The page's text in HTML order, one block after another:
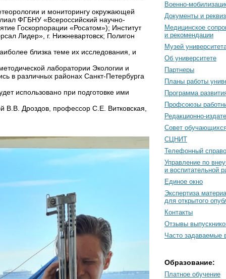
и мониторингу окружающей
ФГБНУ «Всероссийский научно-
Госкорпорации «Росатом»); Институт
Лидер», г. Нижневартовск; Полигон
близка теме их исследования, и
лаборатории Экологии и
в различных районах Санкт-Петербурга
использовано при подготовке ими
В.В. Дроздов, профессор С.Е. Витковская,
Военно-
Документы и
Медицинское
и рекомендации
Музей
Об университете
Партнеры
Планы работы
Программа
Профсоюзы
Редакционно-
Cовет
СЦНИТ
Телефонный
Управление по
и воспитательной
Единое окно
Экспертиза
для открытого
Контакты
Отзывы
Часто задаваемые
Образование:
Платное обучение